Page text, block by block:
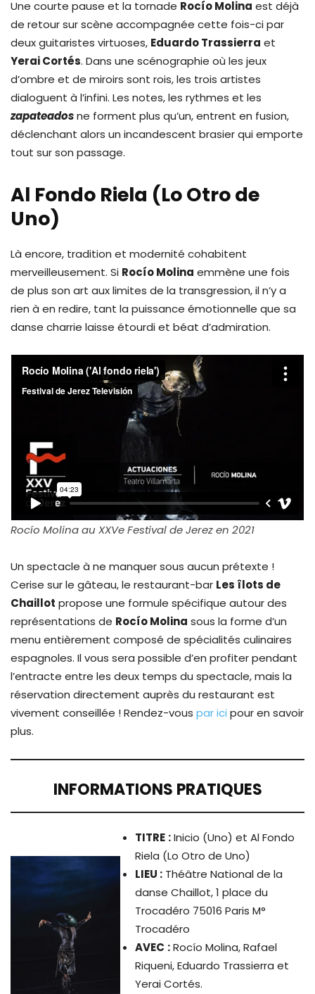
Une courte pause et la tornade Rocío Molina est déjà
de retour sur scène accompagnée cette fois-ci par
deux guitaristes virtuoses, Eduardo Trassierra et
Yerai Cortés. Dans une scénographie où les jeux
d’ombre et de miroirs sont rois, les trois artistes
dialoguent à l’infini. Les notes, les rythmes et les
zapateadosne forment plus qu’un, entrent en fusion,
déclenchant alors un incandescent brasier qui emporte
tout sur son passage.
Al Fondo Riela (Lo Otro de
Uno)
Là encore, tradition et modernité cohabitent
merveilleusement. Si Rocío Molina emmène une fois
de plus son art aux limites de la transgression, il n’y a
rien à en redire, tant la puissance émotionnelle que sa
danse charrie laisse étourdi et béat d’admiration.
Rocío Molina au XXVe Festival de Jerez en 2021
Un spectacle à ne manquer sous aucun prétexte !
Cerise sur le gâteau, le restaurant-bar Les îlots de
Chaillot propose une formule spécifique autour des
représentations de Rocío Molina sous la forme d’un
menu entièrement composé de spécialités culinaires
espagnoles. Il vous sera possible d’en profiter pendant
l’entracte entre les deux temps du spectacle, mais la
réservation directement auprès du restaurant est
vivement conseillée ! Rendez-vous par ici pour en savoir
plus.
INFORMATIONS PRATIQUES
TITRE :Inicio (Uno) et Al Fondo
Riela (Lo Otro de Uno)
LIEU : Théâtre National de la
danse Chaillot, 1 place du
Trocadéro 75016 Paris M°
Trocadéro
AVEC :Rocío Molina, Rafael
Riqueni, Eduardo Trassierra et
Yerai Cortés.